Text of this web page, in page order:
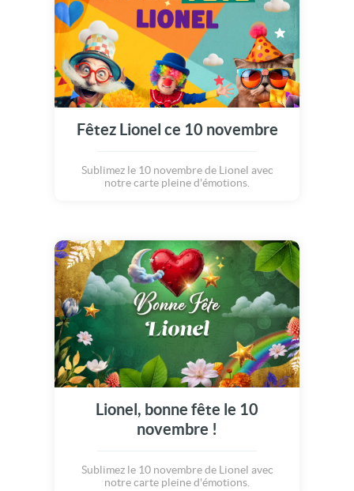
Fêtez Lionel ce 10 novembre
Sublimez le 10 novembre de Lionel avec
notre carte pleine d'émotions.
Lionel, bonne fête le 10
novembre !
Sublimez le 10 novembre de Lionel avec
notre carte pleine d'émotions.